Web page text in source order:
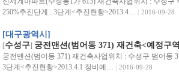
250%추진단계 : 3단계<추진현황>2013.4…
2016-09-28
[대구광역시]
[수성구] 궁전맨션(범어동 371) 재건축<예정구
궁전맨션(범어동 371) 재건축사업위치 : 수성구 범어동
3단계<추진현황>2013.4.1 정비예…
2016-09-28